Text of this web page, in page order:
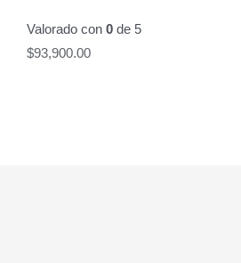
Valorado con 0 de 5
$93,900.00